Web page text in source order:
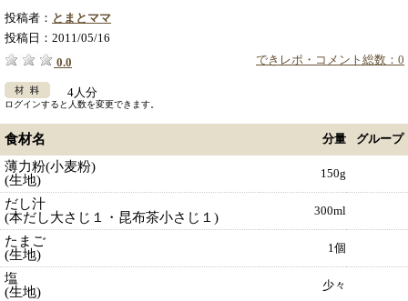
投稿者： とまとママ
投稿日： 2011/05/16
できレポ・コメント総数：0
0.0
4人分
ログインすると人数を変更できます。
食材名 分量 グループ
薄力粉(小麦粉)
(生地)
150g
だし汁
(本だし大さじ１・昆布茶小さじ１)
300ml
たまご
(生地)
1個
塩
(生地)
少々